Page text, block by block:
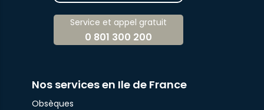
Service et appel gratuit
0 801 300 200
Nos services en Ile de France
Obsèques